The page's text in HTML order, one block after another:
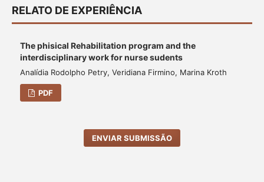
RELATO DE EXPERIÊNCIA
The phisical Rehabilitation program and the
interdisciplinary work for nurse sudents
Analídia Rodolpho Petry, Veridiana Firmino, Marina Kroth
PDF
ENVIAR SUBMISSÃO